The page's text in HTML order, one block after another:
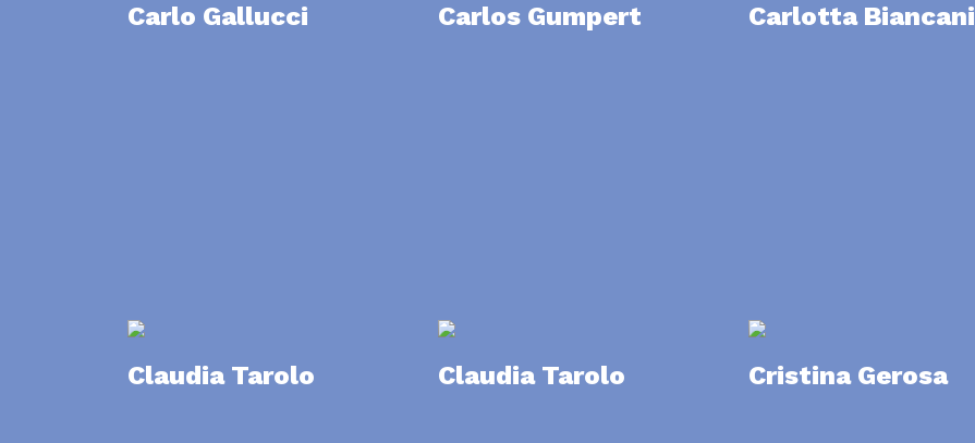
Carlo Gallucci Carlos Gumpert Carlotta Biancani
Claudia Tarolo Claudia Tarolo Cristina Gerosa